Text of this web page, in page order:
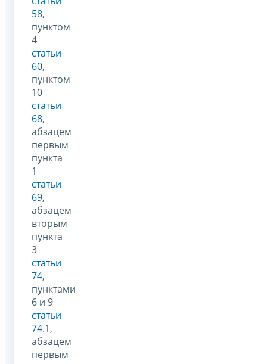
58,
пунктом
4
статьи
60,
пунктом
10
статьи
68,
абзацем
первым
пункта
1
статьи
69,
абзацем
вторым
пункта
3
статьи
74,
пунктами
6 и 9
статьи
74.1,
абзацем
первым